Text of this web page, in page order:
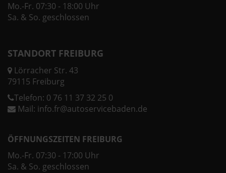
Mo.-Fr. 07:30 - 18:00 Uhr
Sa. & So. geschlossen
STANDORT FREIBURG
Lörracher Str. 43
79115 Freiburg
Telefon: 0 76 11 37 32 25 0
Mail: info.fr@autoservicebaden.de
ÖFFNUNGSZEITEN FREIBURG
Mo.-Fr. 07:30 - 17:00 Uhr
Sa. & So. geschlossen